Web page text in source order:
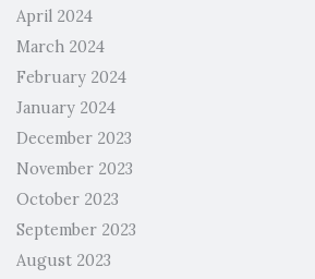
April 2024
March 2024
February 2024
January 2024
December 2023
November 2023
October 2023
September 2023
August 2023